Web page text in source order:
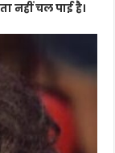
नहीं चल पाई है।